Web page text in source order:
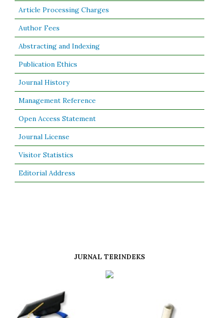
Article Processing Charges
Author Fees
Abstracting and Indexing
Publication Ethics
Journal History
Management Reference
Open Access Statement
Journal License
Visitor Statistics
Editorial Address
JURNAL TERINDEKS